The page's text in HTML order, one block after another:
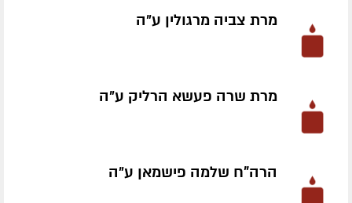
מרת צביה מרגולין ע״ה
מרת שרה פעשא הרליק ע״ה
הרה"ח שלמה פישמאן ע״ה